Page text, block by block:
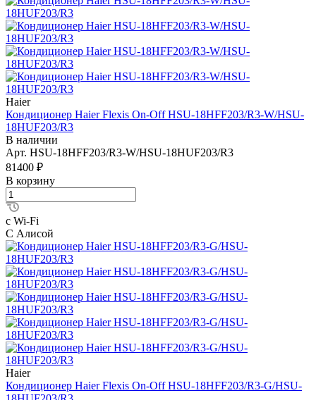
Haier
Кондиционер Haier Flexis On-Off HSU-18HFF203/R3-W/HSU-
18HUF203/R3
В наличии
Арт. HSU-18HFF203/R3-W/HSU-18HUF203/R3
81400 ₽
В корзину
с Wi-Fi
С Алисой
Haier
Кондиционер Haier Flexis On-Off HSU-18HFF203/R3-G/HSU-